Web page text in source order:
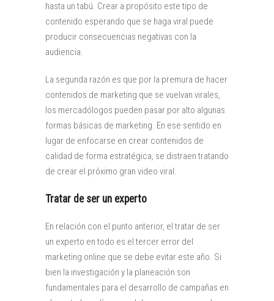
hasta un tabú. Crear a propósito este tipo de
contenido esperando que se haga viral puede
producir consecuencias negativas con la
audiencia.
La segunda razón es que por la premura de hacer
contenidos de marketing que se vuelvan virales,
los mercadólogos pueden pasar por alto algunas
formas básicas de marketing. En ese sentido en
lugar de enfocarse en crear contenidos de
calidad de forma estratégica, se distraen tratando
de crear el próximo gran video viral.
Tratar de ser un experto
En relación con el punto anterior, el tratar de ser
un experto en todo es el tercer error del
marketing online que se debe evitar este año. Si
bien la investigación y la planeación son
fundamentales para el desarrollo de campañas en